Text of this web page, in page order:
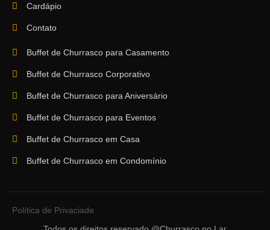
Cardápio
Contato
Buffet de Churrasco para Casamento
Buffet de Churrasco Corporativo
Buffet de Churrasco para Aniversário
Buffet de Churrasco para Eventos
Buffet de Churrasco em Casa
Buffet de Churrasco em Condomínio
Política de Privaciade